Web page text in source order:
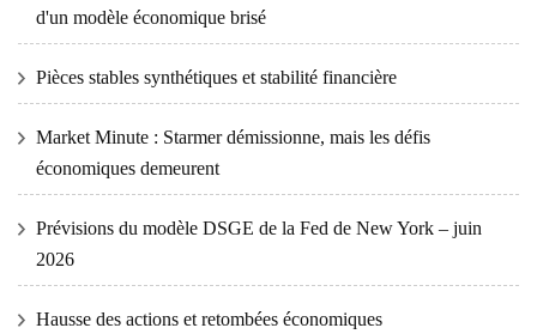
d'un modèle économique brisé
Pièces stables synthétiques et stabilité financière
Market Minute : Starmer démissionne, mais les défis
économiques demeurent
Prévisions du modèle DSGE de la Fed de New York – juin
2026
Hausse des actions et retombées économiques